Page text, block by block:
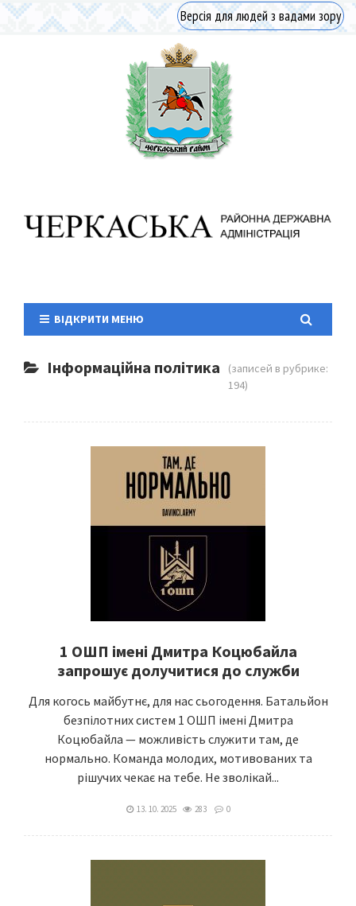
Версія для людей з вадами зору
ВІДКРИТИ МЕНЮ
Інформаційна політика
(записей в рубрике:
194)
1 ОШП імені Дмитра Коцюбайла
запрошує долучитися до служби
Для когось майбутнє, для нас сьогодення. Батальйон
безпілотних систем 1 ОШП імені Дмитра
Коцюбайла — можливість служити там, де
нормально. Команда молодих, мотивованих та
рішучих чекає на тебе. Не зволікай...
13. 10. 2025 283 0